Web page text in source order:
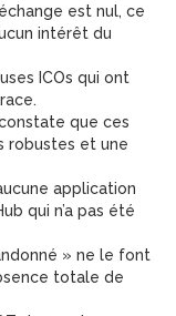
est nul, ce
intérêt du
ICOs qui ont
que ces
robustes et une
application
qui n’a pas été
» ne le font
totale de